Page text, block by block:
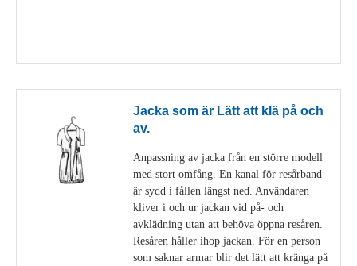
Jacka som är Lätt att klä på och
av.
Anpassning av jacka från en större modell
med stort omfång. En kanal för resårband
är sydd i fållen längst ned. Användaren
kliver i och ur jackan vid på- och
avklädning utan att behöva öppna resåren.
Resåren håller ihop jackan. För en person
som saknar armar blir det lätt att kränga på